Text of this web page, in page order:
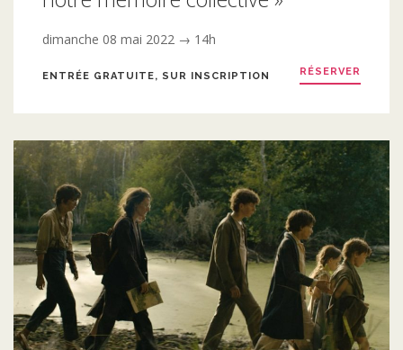
dimanche 08 mai 2022 → 14h
ENTRÉE GRATUITE, SUR INSCRIPTION RÉSERVER